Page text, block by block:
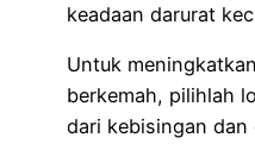
keadaan darurat
Untuk
berkemah, pilihlah
dari kebisingan dan